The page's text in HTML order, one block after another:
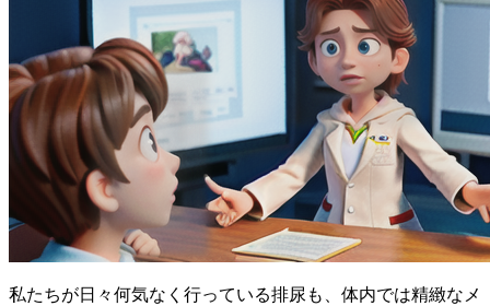
私たちが日々何気なく行っている排尿も、 体内では精緻なメ